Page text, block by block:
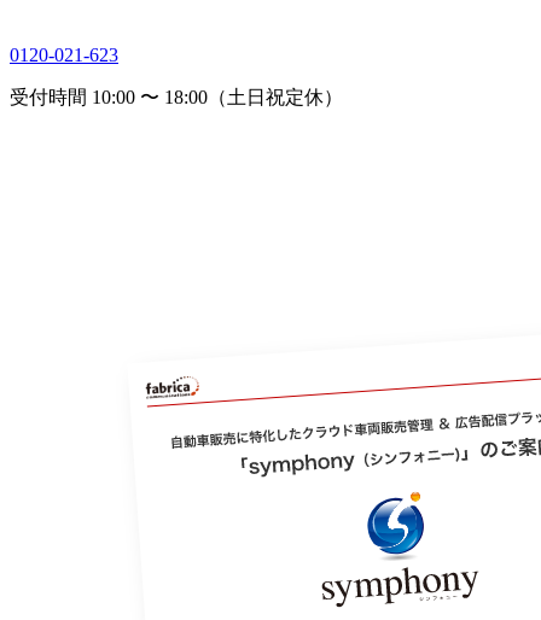
0120-021-623
受付時間 10:00 〜 18:00（土日祝定休）